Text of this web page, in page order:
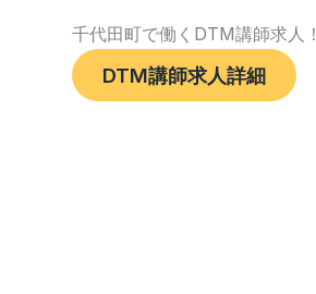
千代田町で働くDTM講師求人！
DTM講師求人詳細